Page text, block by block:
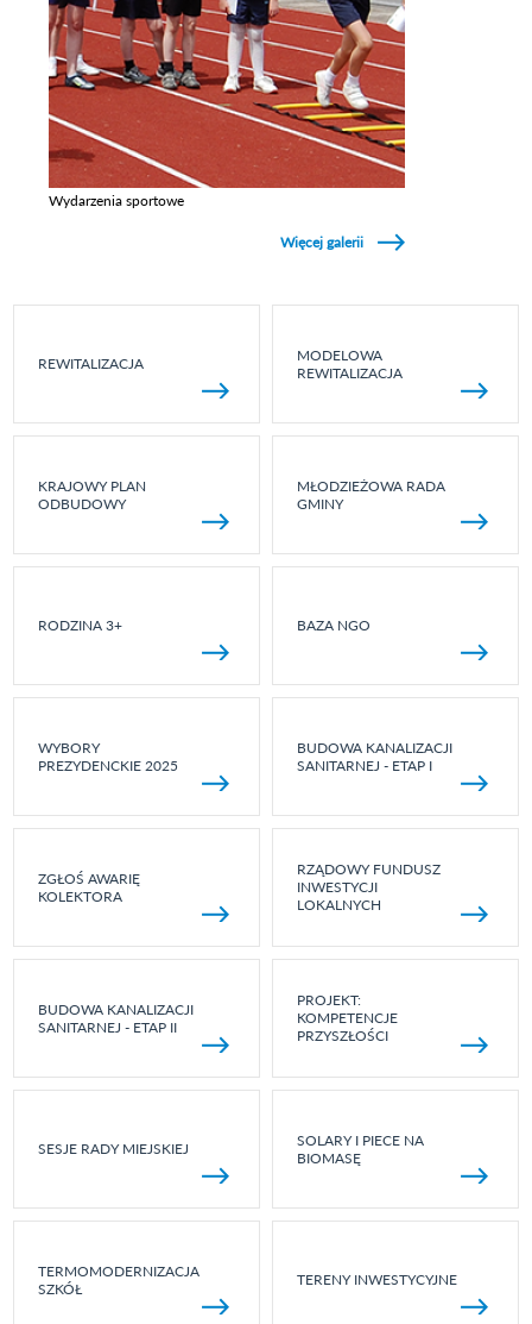
Wydarzenia sportowe
Więcej galerii
REWITALIZACJA
MODELOWA
REWITALIZACJA
KRAJOWY PLAN
ODBUDOWY
MŁODZIEŻOWA RADA
GMINY
RODZINA 3+ BAZA NGO
WYBORY
PREZYDENCKIE 2025
BUDOWA KANALIZACJI
SANITARNEJ - ETAP I
ZGŁOŚ AWARIĘ
KOLEKTORA
RZĄDOWY FUNDUSZ
INWESTYCJI
LOKALNYCH
BUDOWA KANALIZACJI
SANITARNEJ - ETAP II
PROJEKT:
KOMPETENCJE
PRZYSZŁOŚCI
SESJE RADY MIEJSKIEJ
SOLARY I PIECE NA
BIOMASĘ
TERMOMODERNIZACJA
SZKÓŁ
TERENY INWESTYCYJNE